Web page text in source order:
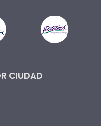
CIUDAD